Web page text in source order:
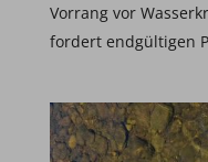
Vorrang vor
fordert endgültigen